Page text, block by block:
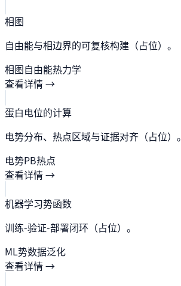
相图
自由能与相边界的可复核构建（占位）。
相图自由能热力学
查看详情 →
蛋白电位的计算
电势分布、热点区域与证据对齐（占位）。
电势PB热点
查看详情 →
机器学习势函数
训练-验证-部署闭环（占位）。
ML势数据泛化
查看详情 →